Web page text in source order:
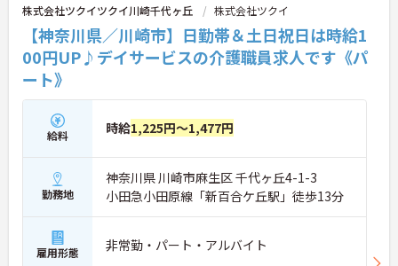
株式会社ツクイツクイ川崎千代ヶ丘 株式会社ツクイ
【神奈川県／川崎市】日勤帯＆土日祝日は時給1
00円UP♪デイサービスの介護職員求人です《パ
ート》
給料 時給1,225円～1,477円
勤務地
神奈川県 川崎市麻生区 千代ヶ丘4-1-3
小田急小田原線「新百合ケ丘駅」徒歩13分
雇用形態 非常勤・パート・アルバイト